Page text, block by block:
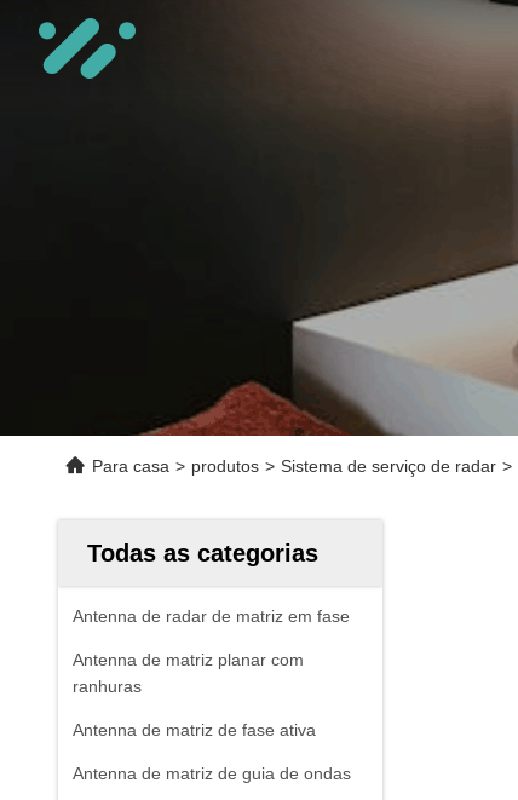
Para casa > produtos > Sistema de serviço de radar >
Todas as categorias
Antenna de radar de matriz em fase
Antenna de matriz planar com
ranhuras
Antenna de matriz de fase ativa
Antenna de matriz de guia de ondas